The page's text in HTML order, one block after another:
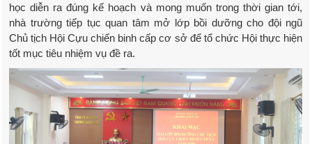
học diễn ra đúng kế hoạch và mong muốn trong thời gian tới,
nhà trường tiếp tục quan tâm mở lớp bồi dưỡng cho đội ngũ
Chủ tịch Hội Cựu chiến binh cấp cơ sở để tổ chức Hội thực hiện
tốt mục tiêu nhiệm vụ đề ra.